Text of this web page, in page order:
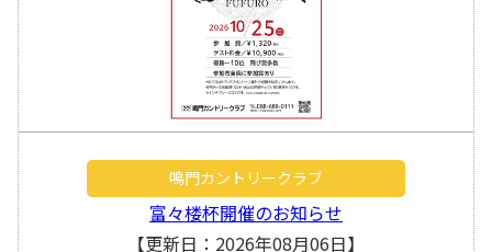
鳴門カントリークラブ
富々楼杯開催のお知らせ
【更新日：2026年08月06日】